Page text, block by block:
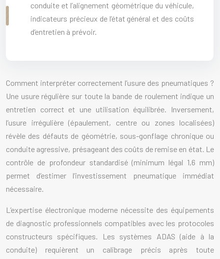
conduite et l’alignement géométrique du véhicule,
indicateurs précieux de l’état général et des coûts
d’entretien à prévoir.
Comment interpréter correctement l’usure des pneumatiques ?
Une usure régulière sur toute la bande de roulement indique un
entretien correct et une utilisation équilibrée. Inversement,
l’usure irrégulière (épaulement, centre ou zones localisées)
révèle des défauts de géométrie, sous-gonflage chronique ou
conduite agressive, présageant des coûts de remise en état. Le
contrôle de profondeur standardisé (minimum légal 1,6 mm)
permet d’estimer l’investissement pneumatique immédiat
nécessaire.
L’expertise électronique moderne nécessite des équipements
de diagnostic professionnels compatibles avec les protocoles
constructeurs spécifiques. Les systèmes ADAS (aide à la
conduite) requièrent un calibrage précis après toute